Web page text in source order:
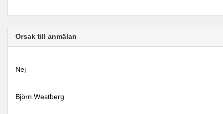
Orsak till anmälan
Nej
Björn Westberg